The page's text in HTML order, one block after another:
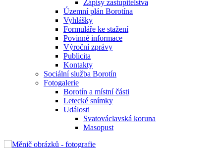
Zápisy zastupitelstva
Územní plán Borotína
Vyhlášky
Formuláře ke stažení
Povinné informace
Výroční zprávy
Publicita
Kontakty
Sociální služba Borotín
Fotogalerie
Borotín a místní části
Letecké snímky
Události
Svatováclavská koruna
Masopust